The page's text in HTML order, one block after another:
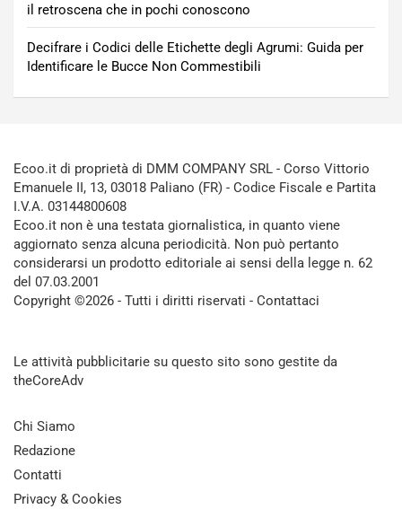
il retroscena che in pochi conoscono
Decifrare i Codici delle Etichette degli Agrumi: Guida per
Identificare le Bucce Non Commestibili
Ecoo.it di proprietà di DMM COMPANY SRL - Corso Vittorio
Emanuele II, 13, 03018 Paliano (FR) - Codice Fiscale e Partita
I.V.A. 03144800608
Ecoo.it non è una testata giornalistica, in quanto viene
aggiornato senza alcuna periodicità. Non può pertanto
considerarsi un prodotto editoriale ai sensi della legge n. 62
del 07.03.2001
Copyright ©2026 - Tutti i diritti riservati - Contattaci
Le attività pubblicitarie su questo sito sono gestite da
theCoreAdv
Chi Siamo
Redazione
Contatti
Privacy & Cookies